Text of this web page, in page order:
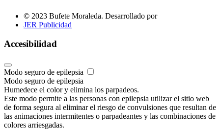
© 2023 Bufete Moraleda. Desarrollado por
JER Publicidad
Accesibilidad
Modo seguro de epilepsia
Modo seguro de epilepsia
Humedece el color y elimina los parpadeos.
Este modo permite a las personas con epilepsia utilizar el sitio web
de forma segura al eliminar el riesgo de convulsiones que resultan de
las animaciones intermitentes o parpadeantes y las combinaciones de
colores arriesgadas.